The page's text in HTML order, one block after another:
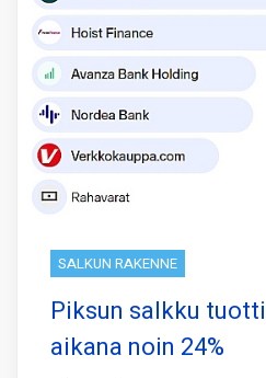
SALKUN RAKENNE
Piksun salkku
aikana noin 24%